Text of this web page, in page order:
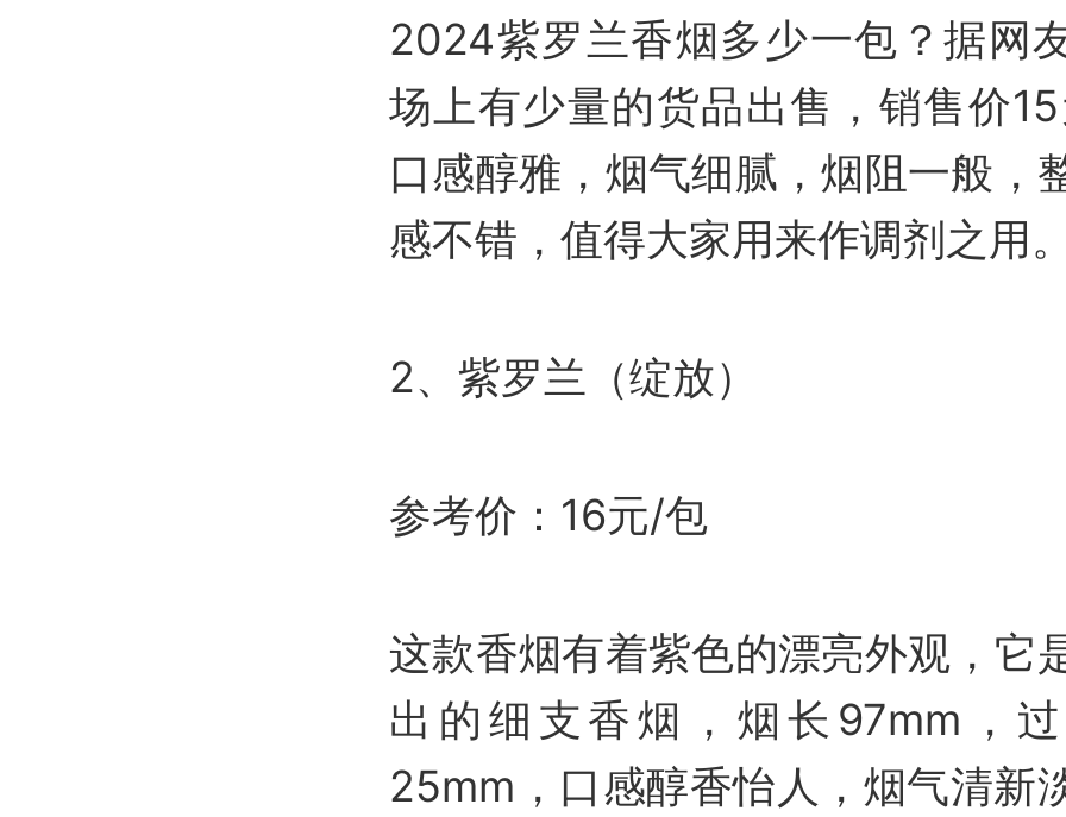
2024紫罗兰香烟多少一包？据网
场上有少量的货品出售，销售价
口感醇雅，烟气细腻，烟阻一般，
感不错，值得大家用来作调剂之用
2、紫罗兰（绽放）
参考价：16元/包
这款香烟有着紫色的漂亮外观，它
出的细支香烟，烟长97mm，
25mm，口感醇香怡人，烟气清新